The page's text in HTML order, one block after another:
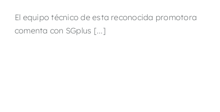
El equipo técnico de esta reconocida promotora
comenta con SGplus [...]